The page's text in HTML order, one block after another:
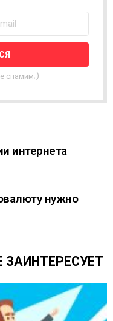
спамим;)
интернета
нужно